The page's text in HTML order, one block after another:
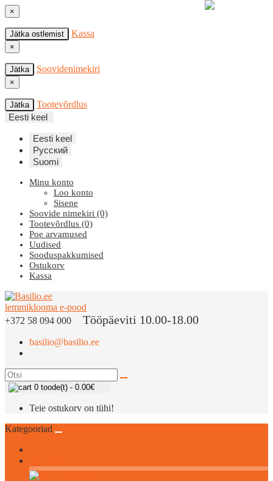
×
Jätka ostlemist Kassa
×
Jätka Soovidenimekiri
×
Jätka
Tootevõrdlus
Eesti keel
Eesti keel
Русский
Suomi
Minu konto
Loo konto
Sisene
Soovide nimekiri (0)
Tootevõrdlus (0)
Poe arvamused
Uudised
Sooduspakkumised
Ostukorv
Kassa
+372 58 094 000 Tööpäeviti 10.00-18.00
basilio@basilio.ee
0 toode(t) - 0.00€
Teie ostukorv on tühi!
Kategooriad